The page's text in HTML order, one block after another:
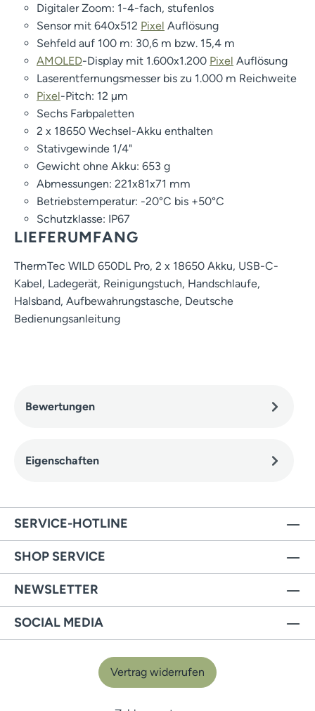
Digitaler Zoom: 1-4-fach, stufenlos
Sensor mit 640x512 Pixel Auflösung
Sehfeld auf 100 m: 30,6 m bzw. 15,4 m
AMOLED-Display mit 1.600x1.200 Pixel Auflösung
Laserentfernungsmesser bis zu 1.000 m Reichweite
Pixel-Pitch: 12 µm
Sechs Farbpaletten
2 x 18650 Wechsel-Akku enthalten
Stativgewinde 1/4"
Gewicht ohne Akku: 653 g
Abmessungen: 221x81x71 mm
Betriebstemperatur: -20°C bis +50°C
Schutzklasse: IP67
LIEFERUMFANG
ThermTec WILD 650DL Pro, 2 x 18650 Akku, USB-C-
Kabel, Ladegerät, Reinigungstuch, Handschlaufe,
Halsband, Aufbewahrungstasche, Deutsche
Bedienungsanleitung
Bewertungen
Eigenschaften
SERVICE-HOTLINE
SHOP SERVICE
NEWSLETTER
SOCIAL MEDIA
Vertrag widerrufen